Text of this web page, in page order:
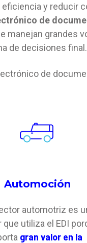
y reducir
de
manejan grandes
de decisiones final.
de
Automoción
automotriz es
utiliza el EDI
gran valor en la